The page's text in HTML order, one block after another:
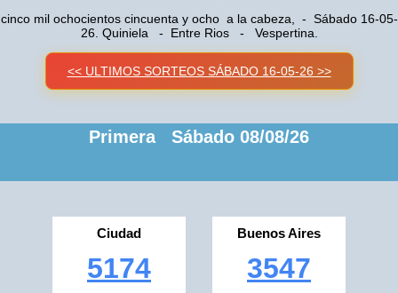
cinco mil ochocientos cincuenta y ocho a la cabeza, - Sábado 16-05-
26. Quiniela - Entre Rios - Vespertina.
<< ULTIMOS SORTEOS SÁBADO 16-05-26 >>
Primera Sábado 08/08/26
Ciudad
5174
Buenos Aires
3547